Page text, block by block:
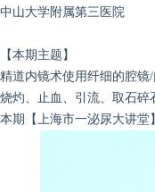
中山大学附属第三医院
【本期主题】
精道内镜术使用纤细的腔
烧灼、止血、引流、取石碎
本期
【上海市一泌尿大讲堂】